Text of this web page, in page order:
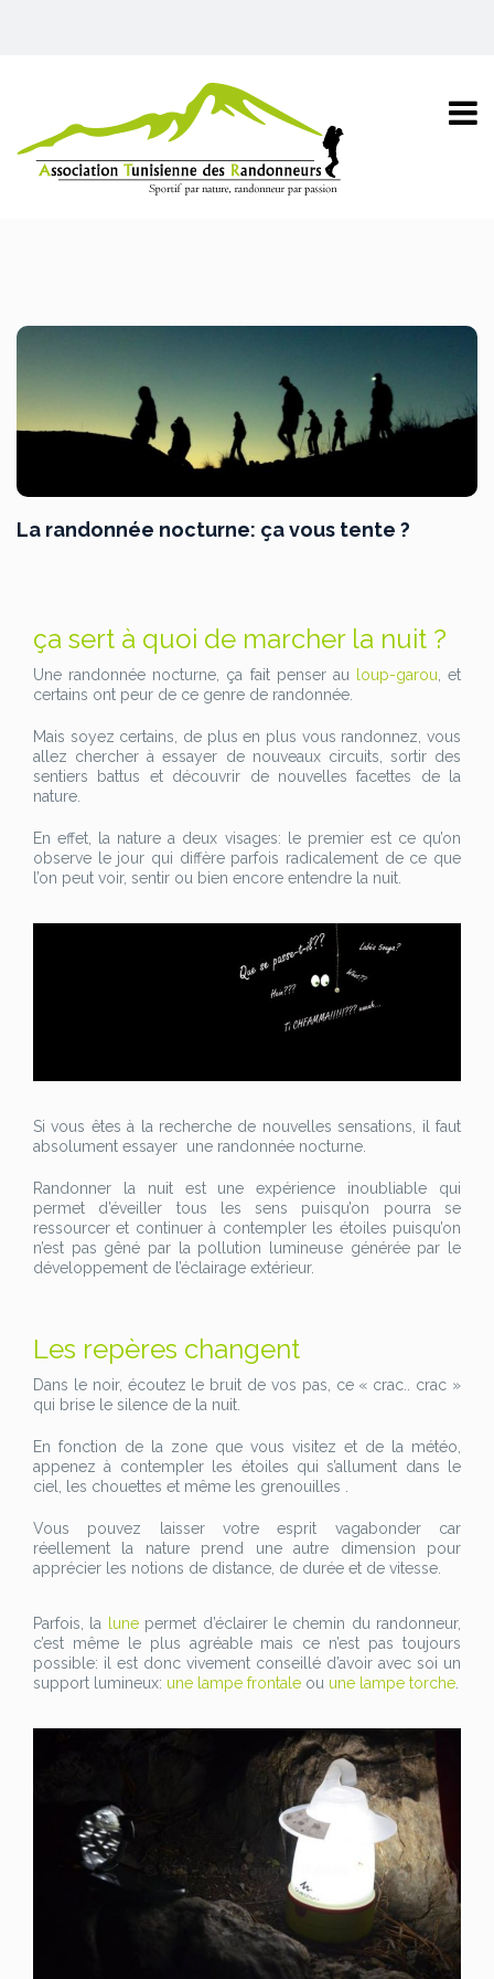
La randonnée nocturne: ça vous tente ?
ça sert à quoi de marcher la nuit ?
Une randonnée nocturne, ça fait penser au loup-garou , et
certains ont peur de ce genre de randonnée.
Mais soyez certains, de plus en plus vous randonnez, vous
allez chercher à essayer de nouveaux circuits, sortir des
sentiers battus et découvrir de nouvelles facettes de la
nature.
En effet, la nature a deux visages: le premier est ce qu’on
observe le jour qui diffère parfois radicalement de ce que
l’on peut voir, sentir ou bien encore entendre la nuit.
Si vous êtes à la recherche de nouvelles sensations, il faut
absolument essayer une randonnée nocturne.
Randonner la nuit est une expérience inoubliable qui
permet d’éveiller tous les sens puisqu’on pourra se
ressourcer et continuer à contempler les étoiles puisqu’on
n’est pas gêné par la pollution lumineuse générée par le
développement de l’éclairage extérieur.
Les repères changent
Dans le noir, écoutez le bruit de vos pas, ce « crac.. crac »
qui brise le silence de la nuit.
En fonction de la zone que vous visitez et de la météo,
appenez à contempler les étoiles qui s’allument dans le
ciel, les chouettes et même les grenouilles .
Vous pouvez laisser votre esprit vagabonder car
réellement la nature prend une autre dimension pour
apprécier les notions de distance, de durée et de vitesse.
Parfois, la lunepermet d’éclairer le chemin du randonneur,
c’est même le plus agréable mais ce n’est pas toujours
possible: il est donc vivement conseillé d’avoir avec soi un
support lumineux: une lampe frontale ou une lampe torche